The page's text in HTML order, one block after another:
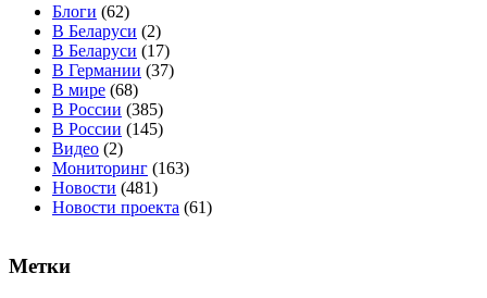
Блоги (62)
В Беларуси (2)
В Беларуси (17)
В Германии (37)
В мире (68)
В России (385)
В России (145)
Видео (2)
Мониторинг (163)
Новости (481)
Новости проекта (61)
Метки